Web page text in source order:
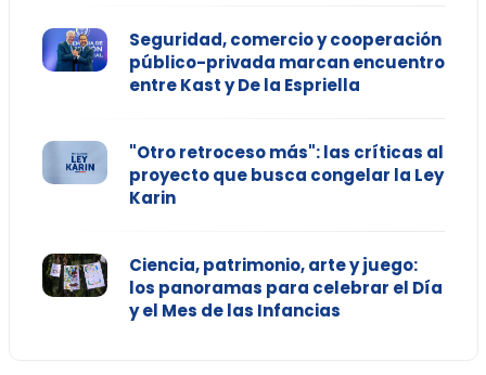
Seguridad, comercio y cooperación
público-privada marcan encuentro
entre Kast y De la Espriella
"Otro retroceso más": las críticas al
proyecto que busca congelar la Ley
Karin
Ciencia, patrimonio, arte y juego:
los panoramas para celebrar el Día
y el Mes de las Infancias